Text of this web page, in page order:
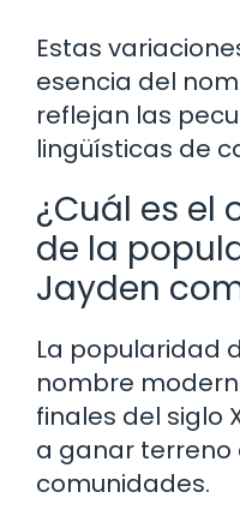
Estas
esencia del
reflejan las
lingüísticas de
¿Cuál es el
de la
Jayden
La popularidad
nombre
finales del siglo
a ganar terreno
comunidades.